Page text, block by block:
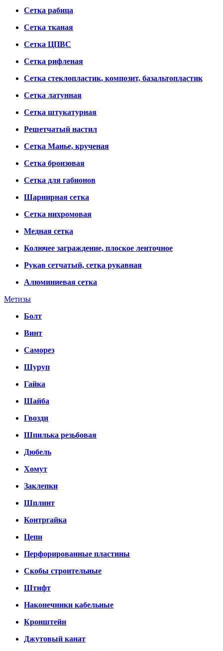
Сетка рабица
Сетка тканая
Сетка ЦПВС
Сетка рифленая
Сетка стеклопластик, композит, базальтопластик
Сетка латунная
Сетка штукатурная
Решетчатый настил
Сетка Манье, крученая
Сетка бронзовая
Сетка для габионов
Шарнирная сетка
Сетка нихромовая
Медная сетка
Колючее заграждение, плоское ленточное
Рукав сетчатый, сетка рукавная
Алюминиевая сетка
Метизы
Болт
Винт
Саморез
Шуруп
Гайка
Шайба
Гвозди
Шпилька резьбовая
Дюбель
Хомут
Заклепки
Шплинт
Контргайка
Цепи
Перфорированные пластины
Скобы строительные
Штифт
Наконечники кабельные
Кронштейн
Джутовый канат